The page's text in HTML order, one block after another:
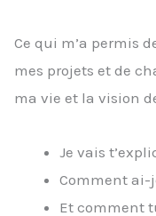
Ce qui m’a permis
mes projets et de
ma vie et la vision
Je vais
Comment ai-
Et comment